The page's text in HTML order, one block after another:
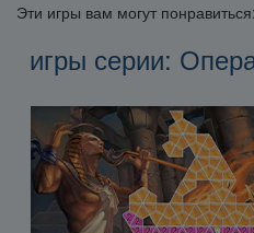
Эти игры вам могут понравиться:
игры серии: